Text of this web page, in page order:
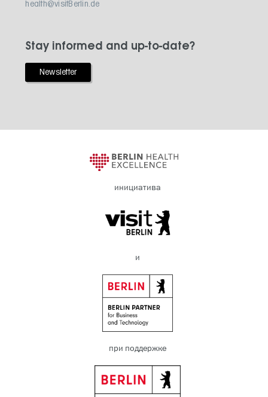
health@visitBerlin.de
Stay informed and up-to-date?
Newsletter
инициатива
и
при поддержке